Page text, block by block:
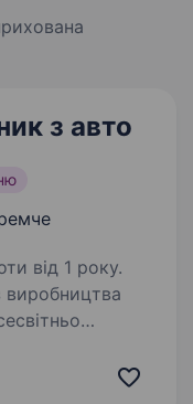
з авто
від 1 року.
виробництва
із